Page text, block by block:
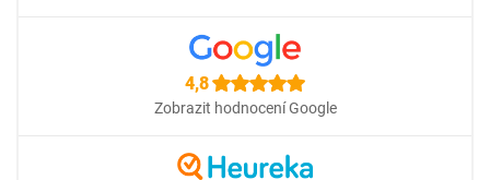
4,8
Zobrazit hodnocení Google